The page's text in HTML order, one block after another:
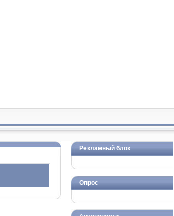
Рекламный блок
Опрос